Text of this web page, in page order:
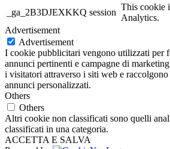
_ga_2B3DJEXKKQ session
This cookie
Analytics.
Advertisement
Advertisement
I cookie pubblicitari vengono utilizzati per
annunci pertinenti e campagne di
i visitatori attraverso i siti web e
annunci personalizzati.
Others
Others
Altri cookie non classificati sono quelli
classificati in una categoria.
ACCETTA E SALVA